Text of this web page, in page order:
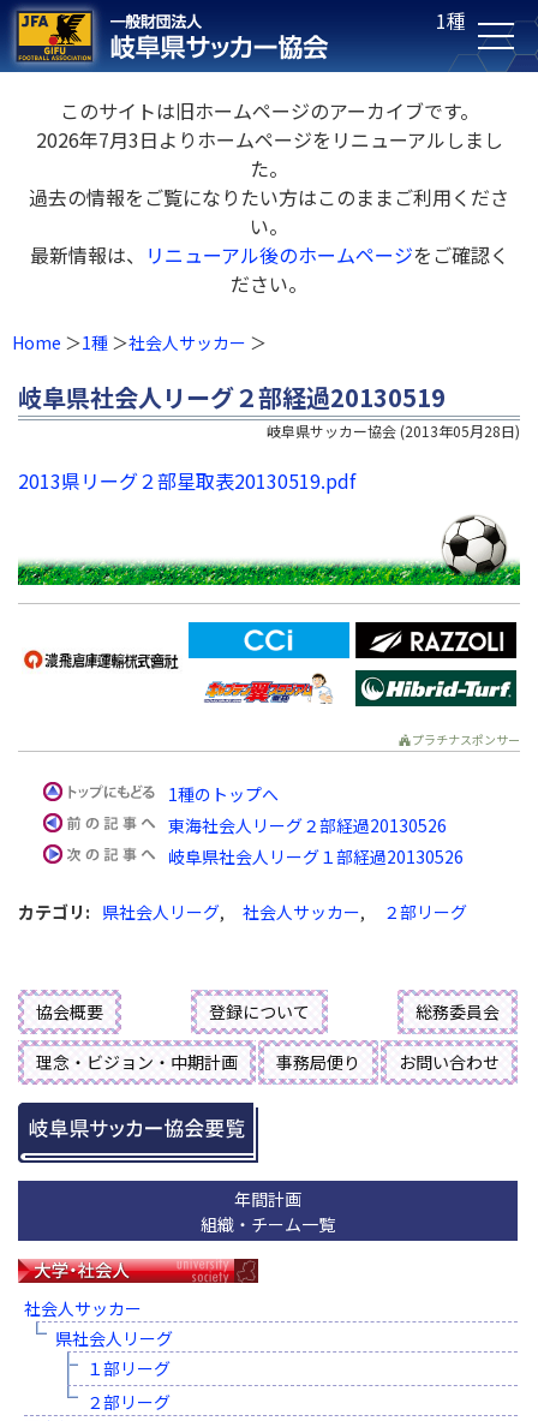
1種
このサイトは旧ホームページのアーカイブです。
2026年7月3日よりホームページをリニューアルしまし
た。
過去の情報をご覧になりたい方はこのままご利用くださ
い。
最新情報は、 リニューアル後のホームページをご確認く
ださい。
Home 1種 社会人サッカー
岐阜県社会人リーグ２部経過20130519
岐阜県サッカー協会 (2013年05月28日)
2013県リーグ２部星取表20130519.pdf
プラチナスポンサー
1種のトップへ
東海社会人リーグ２部経過20130526
岐阜県社会人リーグ１部経過20130526
カテゴリ : 県社会人リーグ, 社会人サッカー, ２部リーグ
協会概要 登録について 総務委員会
理念・ビジョン・中期計画 事務局便り お問い合わせ
年間計画
組織・チーム一覧
社会人サッカー
県社会人リーグ
１部リーグ
２部リーグ